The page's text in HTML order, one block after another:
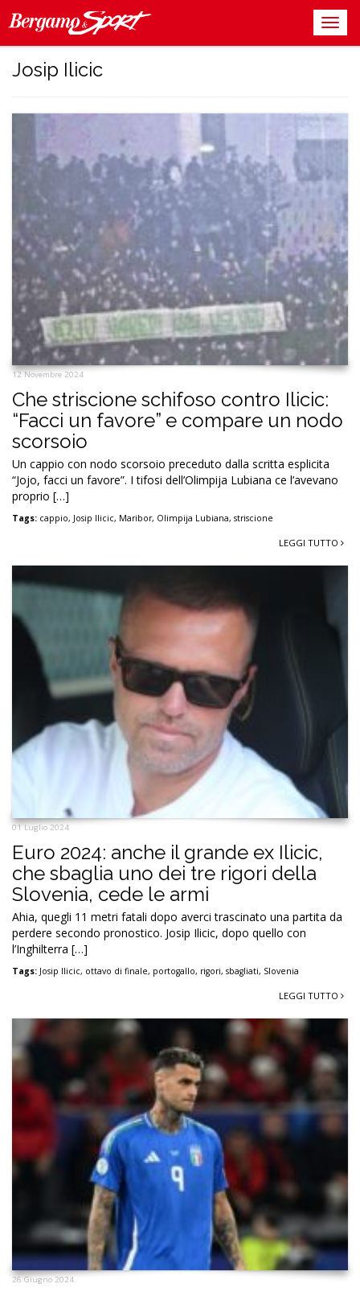
Josip Ilicic
12 Novembre 2024
Che striscione schifoso contro Ilicic:
“Facci un favore” e compare un nodo
scorsoio
Un cappio con nodo scorsoio preceduto dalla scritta esplicita
“Jojo, facci un favore”. I tifosi dell’Olimpija Lubiana ce l’avevano
proprio […]
Tags: cappio, Josip Ilicic, Maribor, Olimpija Lubiana, striscione
LEGGI TUTTO
01 Luglio 2024
Euro 2024: anche il grande ex Ilicic,
che sbaglia uno dei tre rigori della
Slovenia, cede le armi
Ahia, quegli 11 metri fatali dopo averci trascinato una partita da
perdere secondo pronostico. Josip Ilicic, dopo quello con
l’Inghilterra […]
Tags: Josip Ilicic, ottavo di finale, portogallo, rigori, sbagliati, Slovenia
LEGGI TUTTO
26 Giugno 2024